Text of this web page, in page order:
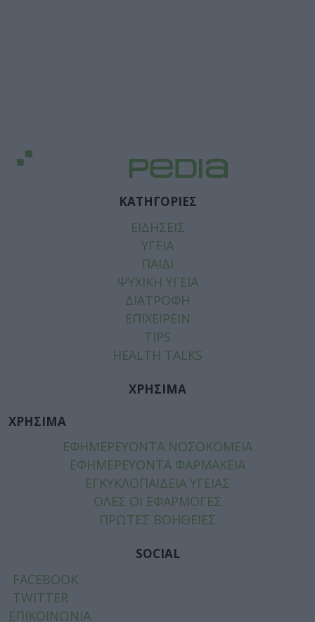
ΚΑΤΗΓΟΡΙΕΣ
ΕΙΔΗΣΕΙΣ
ΥΓΕΙΑ
ΠΑΙΔΙ
ΨΥΧΙΚΗ ΥΓΕΙΑ
ΔΙΑΤΡΟΦΗ
ΕΠΙΧΕΙΡΕΙΝ
TIPS
HEALTH TALKS
ΧΡΗΣΙΜΑ
ΧΡΗΣΙΜΑ
ΕΦΗΜΕΡΕΥΟΝΤΑ ΝΟΣΟΚΟΜΕΙΑ
ΕΦΗΜΕΡΕΥΟΝΤΑ ΦΑΡΜΑΚΕΙΑ
ΕΓΚΥΚΛΟΠΑΙΔΕΙΑ ΥΓΕΙΑΣ
ΟΛΕΣ ΟΙ ΕΦΑΡΜΟΓΕΣ
ΠΡΩΤΕΣ ΒΟΗΘΕΙΕΣ
SOCIAL
FACEBOOK
TWITTER
ΕΠΙΚΟΙΝΩΝΙΑ